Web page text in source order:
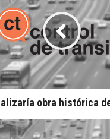
obra histórica